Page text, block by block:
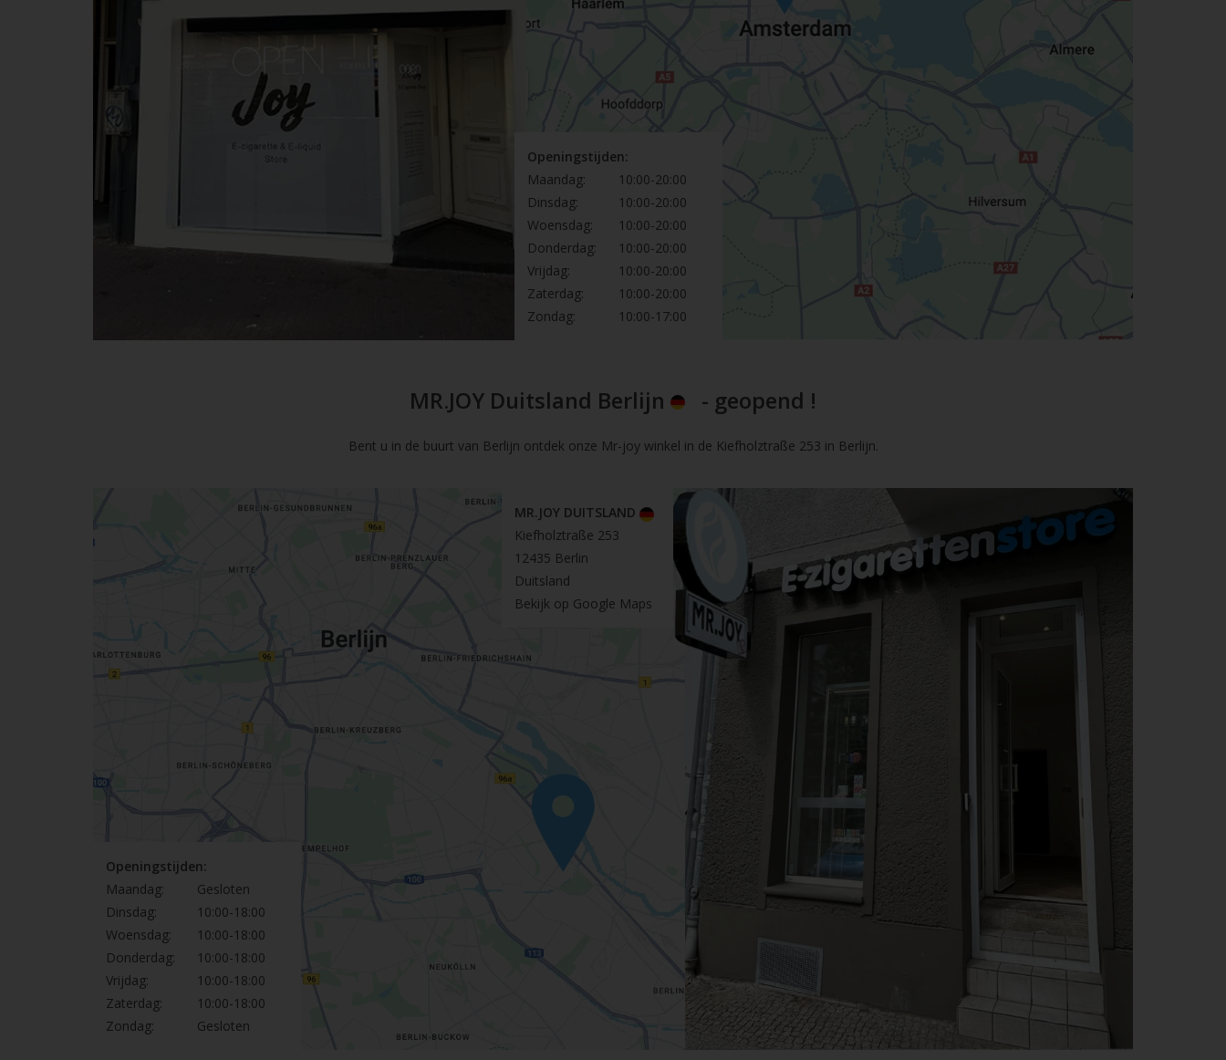
Openingstijden:
Maandag:
10:00-20:00
Dinsdag:
10:00-20:00
Woensdag:
10:00-20:00
Donderdag:
10:00-20:00
Vrijdag:
10:00-20:00
Zaterdag:
10:00-20:00
Zondag:
10:00-17:00
MR.JOY Duitsland Berlijn - geopend !
Bent u in de buurt van Berlijn ontdek onze Mr-joy winkel in de Kiefholztraße 253 in Berlijn.
MR.JOY DUITSLAND
Kiefholztraße 253
12435 Berlin
Duitsland
Bekijk op Google Maps
Openingstijden:
Maandag:
Gesloten
Dinsdag:
10:00-18:00
Woensdag:
10:00-18:00
Donderdag:
10:00-18:00
Vrijdag:
10:00-18:00
Zaterdag:
10:00-18:00
Zondag:
Gesloten